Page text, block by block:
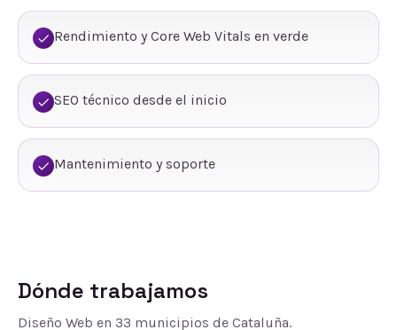
Rendimiento y Core Web Vitals en verde
SEO técnico desde el inicio
Mantenimiento y soporte
Dónde trabajamos
Diseño Web en 33 municipios de Cataluña.